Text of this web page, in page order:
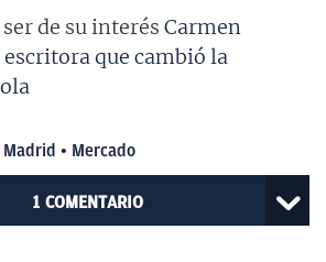
de su interés Carmen
que cambió la
Madrid Mercado
1 COMENTARIO